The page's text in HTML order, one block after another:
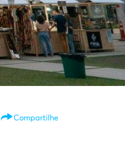
Compartilhe